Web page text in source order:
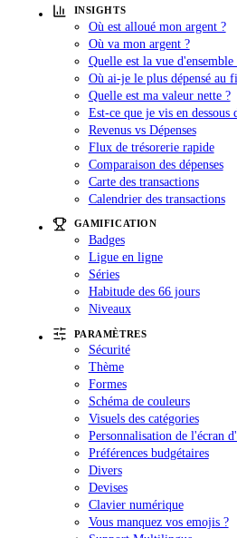
INSIGHTS
Où est alloué mon argent ?
Où va mon argent ?
Quelle est la vue
Où ai-je le plus dépensé au
Quelle est ma valeur nette ?
Est-ce que je vis en dessous
Revenus vs Dépenses
Flux de trésorerie rapide
Comparaison des dépenses
Carte des transactions
Calendrier des transactions
GAMIFICATION
Badges
Ligue en ligne
Séries
Habitude des 66 jours
Niveaux
PARAMÈTRES
Sécurité
Thème
Formes
Schéma de couleurs
Visuels des catégories
Personnalisation de l'écran
Préférences budgétaires
Divers
Devises
Clavier numérique
Vous manquez vos emojis ?